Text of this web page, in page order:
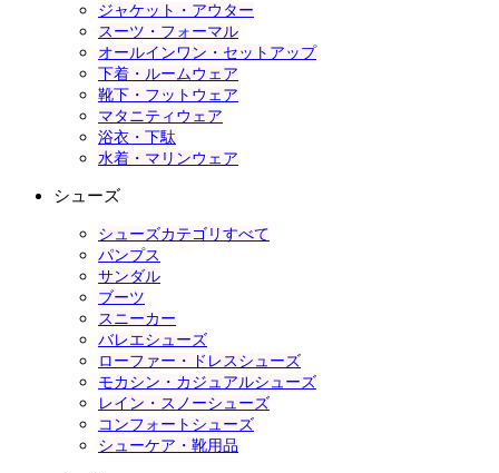
ジャケット・アウター
スーツ・フォーマル
オールインワン・セットアップ
下着・ルームウェア
靴下・フットウェア
マタニティウェア
浴衣・下駄
水着・マリンウェア
シューズ
シューズカテゴリすべて
パンプス
サンダル
ブーツ
スニーカー
バレエシューズ
ローファー・ドレスシューズ
モカシン・カジュアルシューズ
レイン・スノーシューズ
コンフォートシューズ
シューケア・靴用品